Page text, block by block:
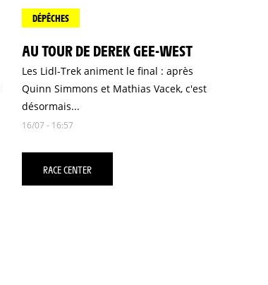
DÉPÊCHES
AU TOUR DE DEREK GEE-WEST
Les Lidl-Trek animent le final : après
Quinn Simmons et Mathias Vacek, c'est
désormais...
16/07 - 16:57
RACE CENTER